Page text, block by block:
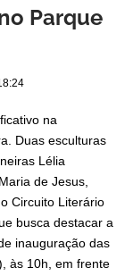
Parque
na
Duas esculturas
Lélia
de Jesus,
Circuito Literário
busca destacar a
inauguração das
às 10h, em frente